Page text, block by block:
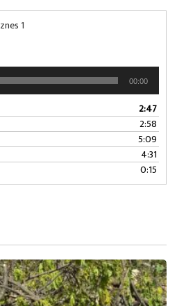
1
00:00
2:47
2:58
5:09
4:31
0:15